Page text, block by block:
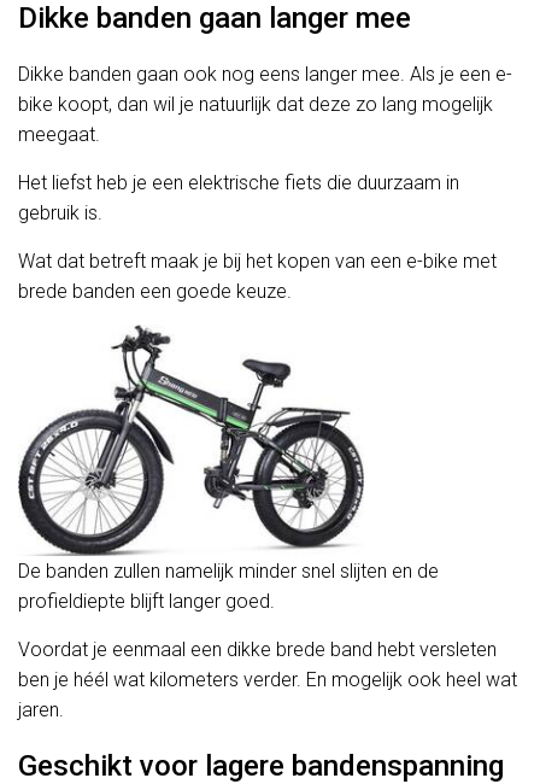
Dikke banden gaan langer mee
Dikke banden gaan ook nog eens langer mee. Als je een e-
bike koopt, dan wil je natuurlijk dat deze zo lang mogelijk
meegaat.
Het liefst heb je een elektrische fiets die duurzaam in
gebruik is.
Wat dat betreft maak je bij het kopen van een e-bike met
brede banden een goede keuze.
De banden zullen namelijk minder snel slijten en de
profieldiepte blijft langer goed.
Voordat je eenmaal een dikke brede band hebt versleten
ben je héél wat kilometers verder. En mogelijk ook heel wat
jaren.
Geschikt voor lagere bandenspanning